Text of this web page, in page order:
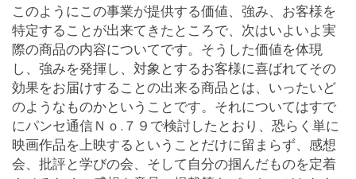
このようにこの事業が提供する価値、強み、お客様を
特定することが出来てきたところで、次はいよいよ実
際の商品の内容についてです。そうした価値を体現
し、強みを発揮し、対象とするお客様に喜ばれてその
効果をお届けすることの出来る商品とは、いったいど
のようなものかということです。それについてはすで
にパンセ通信Ｎｏ.７９で検討したとおり、恐らく単に
映画作品を上映するということだけに留まらず、感想
会、批評と学びの会、そして自分の掴んだものを定着